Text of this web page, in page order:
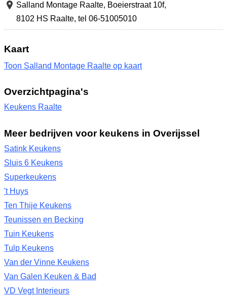
Salland Montage Raalte, Boeierstraat 10f,
8102 HS Raalte, tel 06-51005010
Kaart
Toon Salland Montage Raalte op kaart
Overzichtpagina's
Keukens Raalte
Meer bedrijven voor keukens in Overijssel
Satink Keukens
Sluis 6 Keukens
Superkeukens
't Huys
Ten Thije Keukens
Teunissen en Becking
Tuin Keukens
Tulp Keukens
Van der Vinne Keukens
Van Galen Keuken & Bad
VD Vegt Interieurs